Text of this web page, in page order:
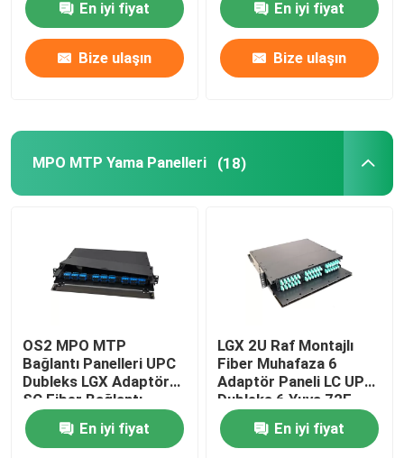
En iyi fiyat
Bize ulaşın
Kablosunu Koruyor
En iyi fiyat
Bize ulaşın
MPO MTP Yama Panelleri (18)
OS2 MPO MTP
Bağlantı Panelleri UPC
Dubleks LGX Adaptör
SC Fiber Bağlantı
Paneli
En iyi fiyat
LGX 2U Raf Montajlı
Fiber Muhafaza 6
Adaptör Paneli LC UPC
Dubleks 6 Yuva 72F
En iyi fiyat